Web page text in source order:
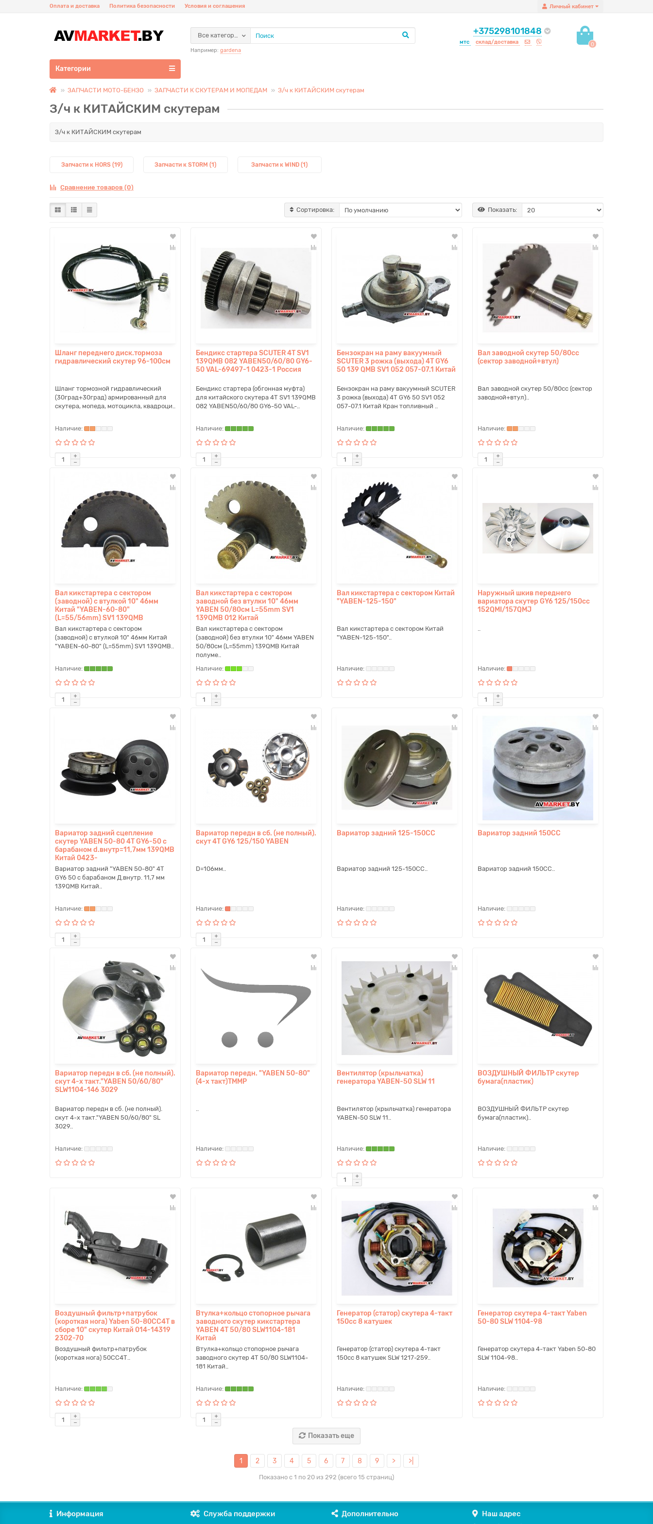
Личный кабинет
Оплата и доставка Политика безопасности Условия и соглашения
+375298101848
мтс склад/доставка 0
Все категории
Например: gardena
Категории
ЗАПЧАСТИ МОТО-БЕНЗО ЗАПЧАСТИ К СКУТЕРАМ И МОПЕДАМ З/ч к КИТАЙСКИМ скутерам
З/ч к КИТАЙСКИМ скутерам
З/ч к КИТАЙСКИМ скутерам
Запчасти к HORS (19) Запчасти к STORM (1) Запчасти к WIND (1)
Сравнение товаров (0)
Сортировка: Показать:
Шланг переднего диск.тормоза
гидравлический скутер 96-100см
Шланг тормозной гидравлический
(30град+30град) армированный для
скутера, мопеда, мотоцикла, квадроци..
Бендикс стартера SCUTER 4T SV1
139QMB 082 YABEN50/60/80 GY6-
50 VAL-69497-1 0423-1 Россия
Бендикс стартера (обгонная муфта)
для китайского скутера 4T SV1 139QMB
082 YABEN50/60/80 GY6-50 VAL-..
Бензокран на раму вакуумный
SCUTER 3 рожка (выхода) 4T GY6
50 139 QMB SV1 052 057-07.1 Китай
Бензокран на раму вакуумный SCUTER
3 рожка (выхода) 4T GY6 50 SV1 052
057-07.1 Китай Кран топливный ..
Вал заводной скутер 50/80сс
(сектор заводной+втул)
Вал заводной скутер 50/80сс (сектор
заводной+втул)..
Вал кикстартера с сектором
(заводной) с втулкой 10" 46мм
Китай "YABEN-60-80"
(L=55/56mm) SV1 139QMB
Вал кикстартера с сектором
(заводной) с втулкой 10" 46мм Китай
"YABEN-60-80" (L=55mm) SV1 139QMB..
Вал кикстартера с сектором
заводной без втулки 10" 46мм
YABEN 50/80см L=55mm SV1
139QMB 012 Китай
Вал кикстартера с сектором
(заводной) без втулки 10" 46мм YABEN
50/80см (L=55mm) 139QMB Китай
полуме..
Вал кикстартера с сектором Китай
"YABEN-125-150"
Вал кикстартера с сектором Китай
"YABEN-125-150"..
Наружный шкив переднего
вариатора скутер GY6 125/150cc
152QMI/157QMJ
..
Вариатор задний сцепление
скутер YABEN 50-80 4T GY6-50 с
барабаном d.внутр=11,7мм 139QMB
Китай 0423-
Вариатор задний "YABEN 50-80" 4T
GY6 50 с барабаном Д.внутр. 11,7 мм
139QMB Китай..
Вариатор передн в сб. (не полный).
скут 4T GY6 125/150 YABEN
D=106мм..
Вариатор задний 125-150СС
Вариатор задний 125-150СС..
Вариатор задний 150CC
Вариатор задний 150CC..
Вариатор передн в сб. (не полный).
скут 4-х такт."YABEN 50/60/80"
SLW1104-146 3029
Вариатор передн в сб. (не полный).
скут 4-х такт."YABEN 50/60/80" SL
3029..
Вариатор передн. "YABEN 50-80"
(4-х такт)TMMP
..
Вентилятор (крыльчатка)
генератора YABEN-50 SLW 11
Вентилятор (крыльчатка) генератора
YABEN-50 SLW 11..
ВОЗДУШНЫЙ ФИЛЬТР скутер
бумага(пластик)
ВОЗДУШНЫЙ ФИЛЬТР скутер
бумага(пластик)..
Воздушный фильтр+патрубок
(короткая нога) Yaben 50-80СС4Т в
сборе 10" скутер Китай 014-14319
2302-70
Воздушный фильтр+патрубок
(короткая нога) 50СС4Т..
Втулка+кольцо стопорное рычага
заводного скутер кикстартера
YABEN 4Т 50/80 SLW1104-181
Китай
Втулка+кольцо стопорное рычага
заводного скутер 4Т 50/80 SLW1104-
181 Китай..
Генератор (статор) скутера 4-такт
150cc 8 катушек
Генератор (статор) скутера 4-такт
150cc 8 катушек SLW 1217-259..
Генератор скутера 4-такт Yaben
50-80 SLW 1104-98
Генератор скутера 4-такт Yaben 50-80
SLW 1104-98..
Показать еще
1 2 3 4 5 6 7 8 9 > >|
Показано с 1 по 20 из 292 (всего 15 страниц)
Информация Служба поддержки Дополнительно Наш адрес